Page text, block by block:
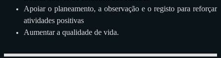
Apoiar o planeamento, a observação e o registo para reforçar
atividades positivas
Aumentar a qualidade de vida.